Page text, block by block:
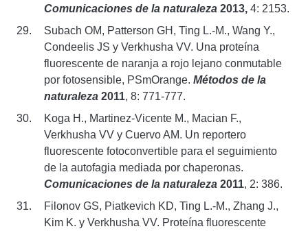
Comunicaciones de la naturaleza 2013, 4: 2153.
Subach OM, Patterson GH, Ting L.-M., Wang Y.,
Condeelis JS y Verkhusha VV. Una proteína
fluorescente de naranja a rojo lejano conmutable
por fotosensible, PSmOrange. Métodos de la
naturaleza 2011, 8: 771-777.
Koga H., Martinez-Vicente M., Macian F.,
Verkhusha VV y Cuervo AM. Un reportero
fluorescente fotoconvertible para el seguimiento
de la autofagia mediada por chaperonas.
Comunicaciones de la naturaleza 2011, 2: 386.
Filonov GS, Piatkevich KD, Ting L.-M., Zhang J.,
Kim K. y Verkhusha VV. Proteína fluorescente